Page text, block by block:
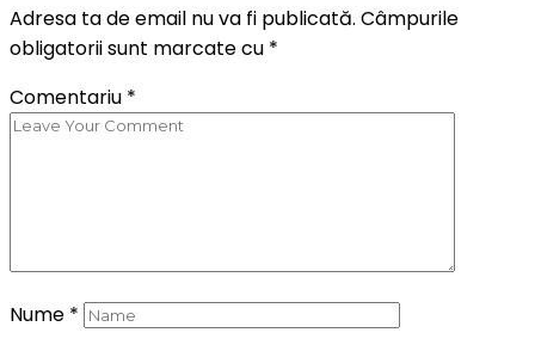
Adresa ta de email nu va fi publicată. Câmpurile
obligatorii sunt marcate cu *
Comentariu *
Nume *